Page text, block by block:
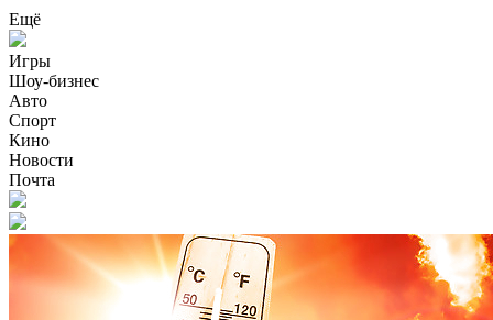
Ещё
Игры
Шоу-бизнес
Авто
Спорт
Кино
Новости
Почта